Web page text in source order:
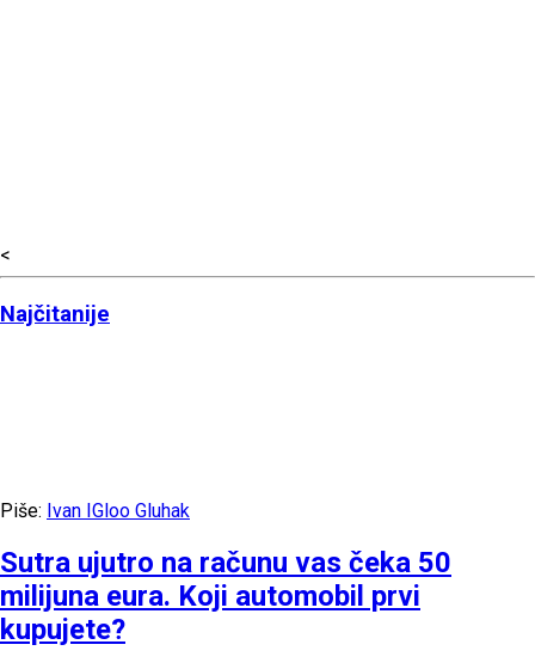
<
Najčitanije
Piše: Ivan IGloo Gluhak
Sutra ujutro na računu vas čeka 50
milijuna eura. Koji automobil prvi
kupujete?